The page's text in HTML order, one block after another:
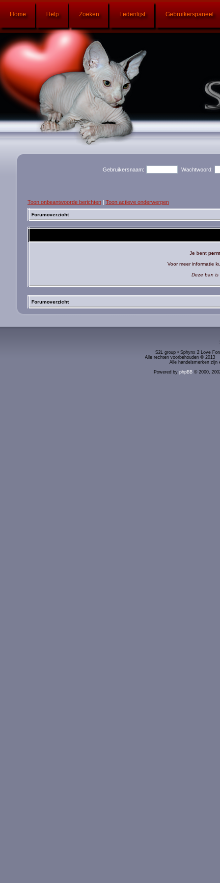
Home Help Zoeken Ledenlijst Gebruikerspaneel
Gebruikersnaam: Wachtwoord:
Toon onbeantwoorde berichten | Toon actieve onderwerpen
Forumoverzicht
Je bent
Voor meer informatie
Deze ban is
Forumoverzicht
S2L group • Sphynx 2 Love
Alle rechten voorbehouden ©
Alle handelsmerken zijn
Powered by phpBB© 2000,